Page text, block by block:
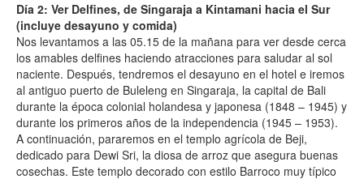
Día 2: Ver Delfines, de Singaraja a Kintamani hacia el Sur
(incluye desayuno y comida)
Nos levantamos a las 05.15 de la mañana para ver desde cerca
los amables delfines haciendo atracciones para saludar al sol
naciente. Después, tendremos el desayuno en el hotel e iremos
al antiguo puerto de Buleleng en Singaraja, la capital de Bali
durante la época colonial holandesa y japonesa (1848 – 1945) y
durante los primeros años de la independencia (1945 – 1953).
A continuación, pararemos en el templo agrícola de Beji,
dedicado para Dewi Sri, la diosa de arroz que asegura buenas
cosechas. Este templo decorado con estilo Barroco muy típico